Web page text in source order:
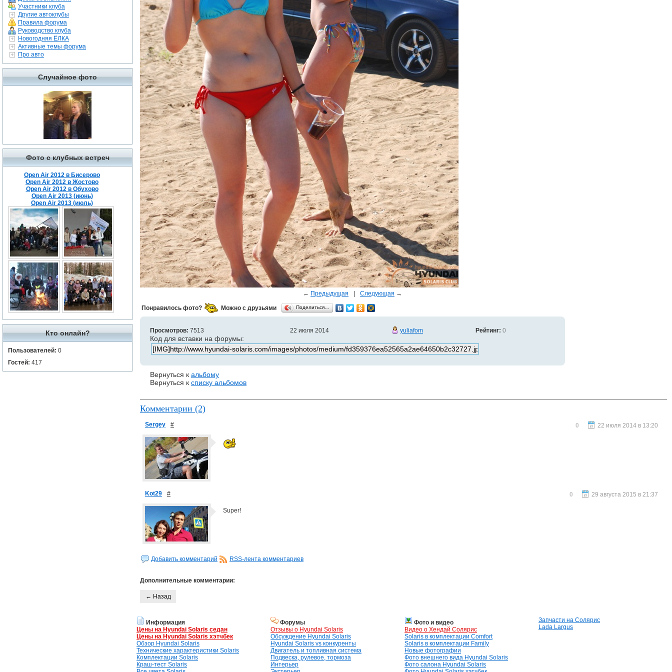
Участники клуба
Другие автоклубы
Правила форума
Руководство клуба
Новогодняя ЁЛКА
Активные темы форума
Про авто
Случайное фото
Фото с клубных встреч
Open Air 2012 в Бисерово
Open Air 2012 в Жостово
Open Air 2012 в Обухово
Open Air 2013 (июнь)
Open Air 2013 (июль)
Кто онлайн?
Пользователей: 0
Гостей: 417
← Предыдущая Следующая →
Понравилось фото? Можно с друзьями Поделиться…
Просмотров: 7513 22 июля 2014 yuliafom Рейтинг: 0
Код для вставки на форумы:
Вернуться к альбому
Вернуться к списку альбомов
Комментарии (2)
Sergey # 22 июля 2014 в 13:20
0
Kot29 # 29 августа 2015 в 21:37
0
Super!
Добавить комментарий RSS-лента комментариев
Дополнительные комментарии:
← Назад
Информация
Цены на Hyundai Solaris седан
Цены на Hyundai Solaris хэтчбек
Обзор Hyundai Solaris
Технические характеристики Solaris
Комплектации Solaris
Краш-тест Solaris
Форумы
Отзывы о Hyundai Solaris
Обсуждение Hyundai Solaris
Hyundai Solaris vs конкуренты
Двигатель и топливная система
Подвеска, рулевое, тормоза
Интерьер
Фото и видео
Видео о Хендай Солярис
Solaris в комплектации Comfort
Solaris в комплектации Family
Новые фотографии
Фото внешнего вида Hyundai Solaris
Фото салона Hyundai Solaris
Запчасти на Солярис
Lada Largus